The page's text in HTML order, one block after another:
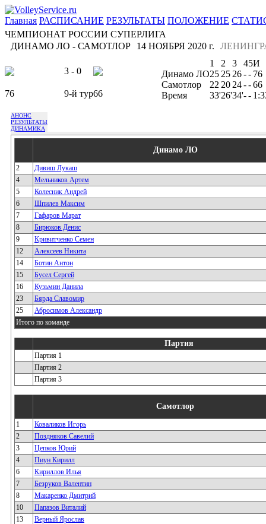
Главная РАСПИСАНИЕ РЕЗУЛЬТАТЫ ПОЛОЖЕНИЕ
ЧЕМПИОНАТ РОССИИ СУПЕРЛИГА
ДИНАМО ЛО - САМОТЛОР
14 НОЯБРЯ 2020 г.
3 - 0
76 9-й тур66
1 2 3 45И
Динамо ЛО25 25 26-- 76
Самотлор
22 20 24--66
Время
33'26'34'--
АНОНС
РЕЗУЛЬТАТЫ
ДИНАМИКА
Динамо ЛО
2
Дивиш Лукаш
4
Мельников Артем
5
Колесник Андрей
6
Шпилев Максим
7
Гафаров Марат
8
Бирюков Денис
9
Кривитченко Семен
12
Алексеев Никита
14
Ботин Антон
15
Бусел Сергей
16
Кузьмин Данила
23
Бярда Славомир
25
Абросимов Александр
Итого по команде
Партия
Партия 1
Партия 2
Партия 3
Самотлор
1
Коваликов Игорь
2
Поздняков Савелий
3
Цепков Юрий
4
Пиун Кирилл
6
Кириллов Илья
7
Безруков Валентин
8
Макаренко Дмитрий
10
Папазов Виталий
13
Верный Ярослав